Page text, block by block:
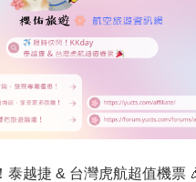
泰越捷 & 台灣虎航超值機票